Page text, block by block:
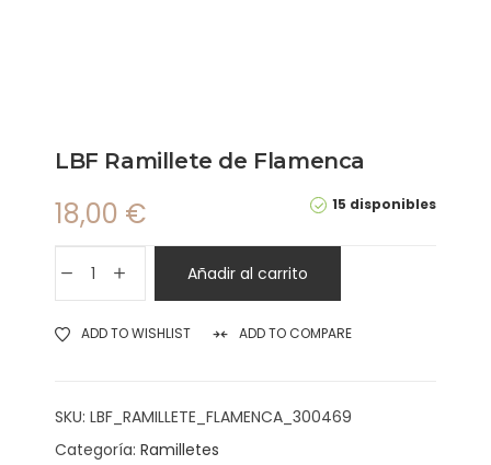
LBF Ramillete de Flamenca
15 disponibles
18,00 €
Añadir al carrito
ADD TO WISHLIST ADD TO COMPARE
SKU: LBF_RAMILLETE_FLAMENCA_300469
Categoría: Ramilletes